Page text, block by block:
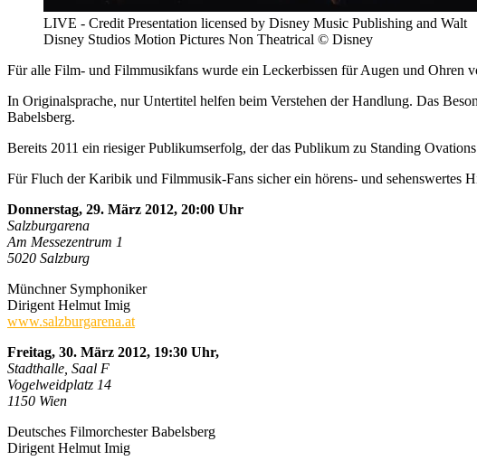
LIVE - Credit Presentation licensed by Disney Music Publishing and Walt
Disney Studios Motion Pictures Non Theatrical © Disney
Für alle Film- und Filmmusikfans wurde ein Leckerbissen für Augen und Ohren
In Originalsprache, nur Untertitel helfen beim Verstehen der Handlung. Das
Babelsberg.
Bereits 2011 ein riesiger Publikumserfolg, der das Publikum zu Standing
Für Fluch der Karibik und Filmmusik-Fans sicher ein hörens- und sehenswertes
Donnerstag, 29. März 2012, 20:00 Uhr
Salzburgarena
Am Messezentrum 1
5020 Salzburg
Münchner Symphoniker
Dirigent Helmut Imig
www.salzburgarena.at
Freitag, 30. März 2012, 19:30 Uhr,
Stadthalle, Saal F
Vogelweidplatz 14
1150 Wien
Deutsches Filmorchester Babelsberg
Dirigent Helmut Imig